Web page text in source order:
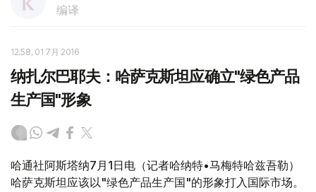
编译
12:58, 01 7月 2016
纳扎尔巴耶夫：哈萨克斯坦应确立"绿色产品
生产国"形象
哈通社阿斯塔纳7月1日电（记者哈纳特•马梅特哈兹吾勒）
哈萨克斯坦应该以"绿色产品生产国"的形象打入国际市场。